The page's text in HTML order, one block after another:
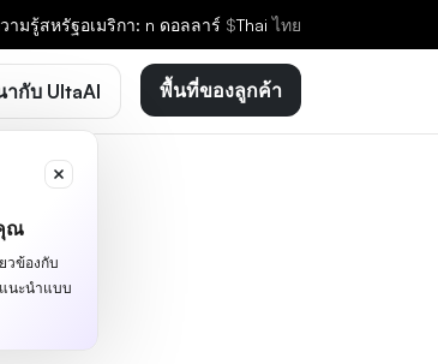
ามรู้สหรัฐอเมริกา: n ดอลลาร์ $Thaiไทย
กับ UltaAI
ณ
วข้องกับ
นะนำแบบ
พื้นที่ของลูกค้า